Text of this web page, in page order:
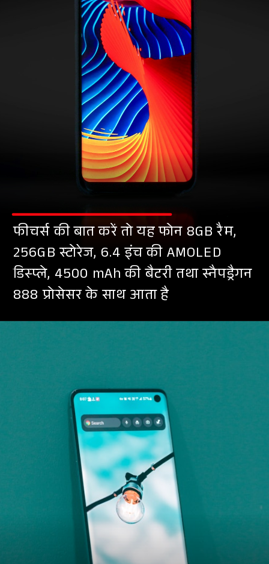
फीचर्स की बात करें तो यह फोन 8GB रैम,
256GB स्टोरेज, 6.4 इंच की AMOLED
डिस्प्ले, 4500 mAh की बैटरी तथा स्नैपड्रैगन
888 प्रोसेसर के साथ आता है